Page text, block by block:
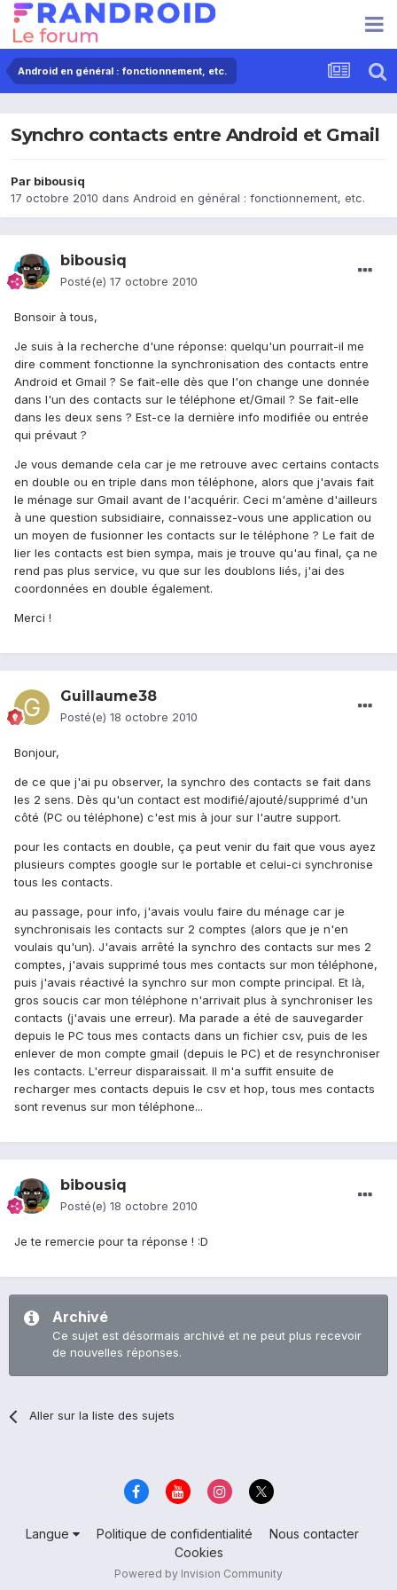
Android en général : fonctionnement, etc.
Synchro contacts entre Android et Gmail
Par bibousiq
17 octobre 2010 dans Android en général : fonctionnement, etc.
bibousiq
Posté(e) 17 octobre 2010
Bonsoir à tous,
Je suis à la recherche d'une réponse: quelqu'un pourrait-il me
dire comment fonctionne la synchronisation des contacts entre
Android et Gmail ? Se fait-elle dès que l'on change une donnée
dans l'un des contacts sur le téléphone et/Gmail ? Se fait-elle
dans les deux sens ? Est-ce la dernière info modifiée ou entrée
qui prévaut ?
Je vous demande cela car je me retrouve avec certains contacts
en double ou en triple dans mon téléphone, alors que j'avais fait
le ménage sur Gmail avant de l'acquérir. Ceci m'amène d'ailleurs
à une question subsidiaire, connaissez-vous une application ou
un moyen de fusionner les contacts sur le téléphone ? Le fait de
lier les contacts est bien sympa, mais je trouve qu'au final, ça ne
rend pas plus service, vu que sur les doublons liés, j'ai des
coordonnées en double également.
Merci !
Guillaume38
Posté(e) 18 octobre 2010
Bonjour,
de ce que j'ai pu observer, la synchro des contacts se fait dans
les 2 sens. Dès qu'un contact est modifié/ajouté/supprimé d'un
côté (PC ou téléphone) c'est mis à jour sur l'autre support.
pour les contacts en double, ça peut venir du fait que vous ayez
plusieurs comptes google sur le portable et celui-ci synchronise
tous les contacts.
au passage, pour info, j'avais voulu faire du ménage car je
synchronisais les contacts sur 2 comptes (alors que je n'en
voulais qu'un). J'avais arrêté la synchro des contacts sur mes 2
comptes, j'avais supprimé tous mes contacts sur mon téléphone,
puis j'avais réactivé la synchro sur mon compte principal. Et là,
gros soucis car mon téléphone n'arrivait plus à synchroniser les
contacts (j'avais une erreur). Ma parade a été de sauvegarder
depuis le PC tous mes contacts dans un fichier csv, puis de les
enlever de mon compte gmail (depuis le PC) et de resynchroniser
les contacts. L'erreur disparaissait. Il m'a suffit ensuite de
recharger mes contacts depuis le csv et hop, tous mes contacts
sont revenus sur mon téléphone...
bibousiq
Posté(e) 18 octobre 2010
Je te remercie pour ta réponse ! :D
Archivé
Ce sujet est désormais archivé et ne peut plus recevoir
de nouvelles réponses.
Aller sur la liste des sujets
Langue Politique de confidentialité
Nous contacter
Cookies
Powered by Invision Community